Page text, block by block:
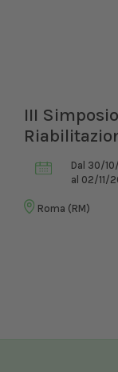
III
Dal 30/
al 02/11/
Roma (RM)